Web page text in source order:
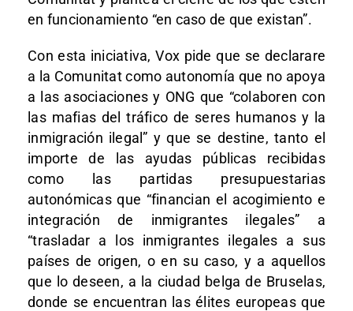
en funcionamiento “en caso de que existan”.
Con esta iniciativa, Vox pide que se declarare
a la Comunitat como autonomía que no apoya
a las asociaciones y ONG que “colaboren con
las mafias del tráfico de seres humanos y la
inmigración ilegal” y que se destine, tanto el
importe de las ayudas públicas recibidas
como las partidas presupuestarias
autonómicas que “financian el acogimiento e
integración de inmigrantes ilegales” a
“trasladar a los inmigrantes ilegales a sus
países de origen, o en su caso, y a aquellos
que lo deseen, a la ciudad belga de Bruselas,
donde se encuentran las élites europeas que